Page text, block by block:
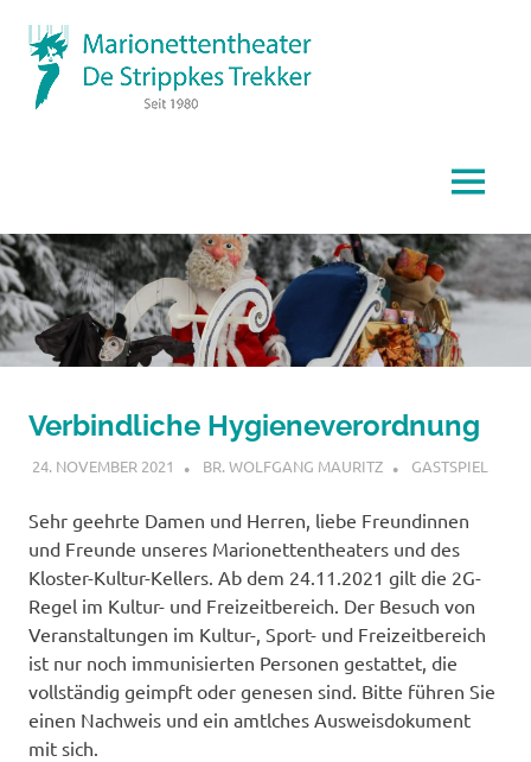
Inhalt
springen
MENÜ
Verbindliche Hygieneverordnung
24. NOVEMBER 2021 BR. WOLFGANG MAURITZ GASTSPIEL
Sehr geehrte Damen und Herren, liebe Freundinnen
und Freunde unseres Marionettentheaters und des
Kloster-Kultur-Kellers. Ab dem 24.11.2021 gilt die 2G-
Regel im Kultur- und Freizeitbereich. Der Besuch von
Veranstaltungen im Kultur-, Sport- und Freizeitbereich
ist nur noch immunisierten Personen gestattet, die
vollständig geimpft oder genesen sind. Bitte führen Sie
einen Nachweis und ein amtlches Ausweisdokument
mit sich.